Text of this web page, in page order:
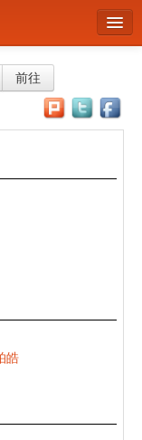
前往
皓